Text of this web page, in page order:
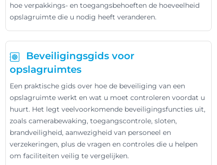
hoe verpakkings- en toegangsbehoeften de hoeveelheid
opslagruimte die u nodig heeft veranderen.
Beveiligingsgids voor
opslagruimtes
Een praktische gids over hoe de beveiliging van een
opslagruimte werkt en wat u moet controleren voordat u
huurt. Het legt veelvoorkomende beveiligingsfuncties uit,
zoals camerabewaking, toegangscontrole, sloten,
brandveiligheid, aanwezigheid van personeel en
verzekeringen, plus de vragen en controles die u helpen
om faciliteiten veilig te vergelijken.